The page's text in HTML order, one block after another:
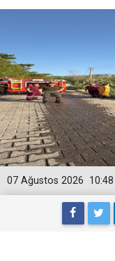
10:48
07 Ağustos 2026